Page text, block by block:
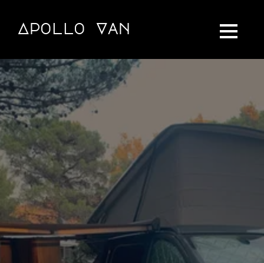
Apollo Van